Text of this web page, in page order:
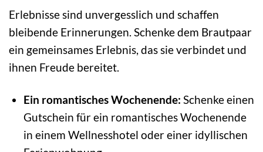
Erlebnisse sind unvergesslich und schaffen
bleibende Erinnerungen. Schenke dem Brautpaar
ein gemeinsames Erlebnis, das sie verbindet und
ihnen Freude bereitet.
Ein romantisches Wochenende: Schenke einen
Gutschein für ein romantisches Wochenende
in einem Wellnesshotel oder einer idyllischen